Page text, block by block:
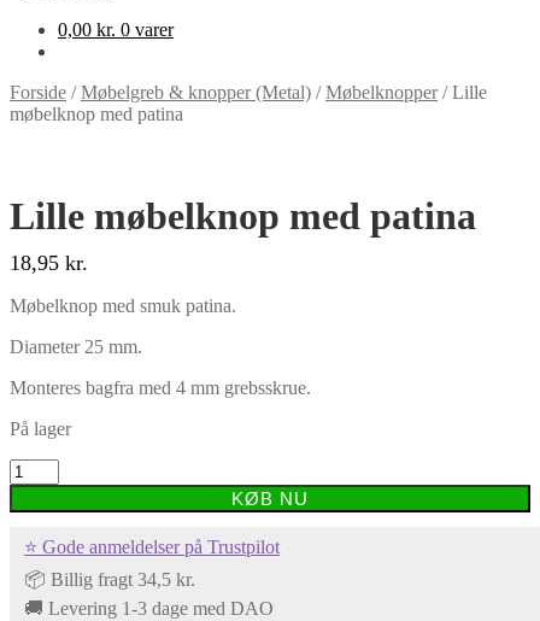
0,00 kr. 0 varer
Forside /Møbelgreb & knopper (Metal) /Møbelknopper/Lille
møbelknop med patina
Lille møbelknop med patina
18,95 kr.
Møbelknop med smuk patina.
Diameter 25 mm.
Monteres bagfra med 4 mm grebsskrue.
På lager
Lille
møbelknop
med
antal
KØB NU
⭐ Gode anmeldelser på Trustpilot
📦 Billig fragt 34,5 kr.
🚚 Levering 1-3 dage med DAO